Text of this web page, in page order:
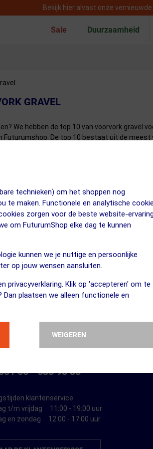
technieken) om het shoppen nog
te maken. Functionele en analytische
zorgen voor de beste website-
om FuturumShop elke dag te kunnen
kunnen we je nuttige en persoonlijke
op jouw wensen aansluiten.
privacyverklaring. Klik op 'accepteren' om te
Dan plaatsen we alleen functionele en
WEIGEREN
Bekijk hier alvast onze
Sale Duurzaamheid
GRAVEL
We hebben de top 10 van voorvork gravel
Futurumshop. De top 10 bestaat uit de meest
JE IN VOOR ONZE
blijven van exclusieve deals, tips en
55 - 533 98 33
klantenservice:
t/m vrijdag
11:00 - 19:00 uur
en zondag
12:00 - 17:00 uur